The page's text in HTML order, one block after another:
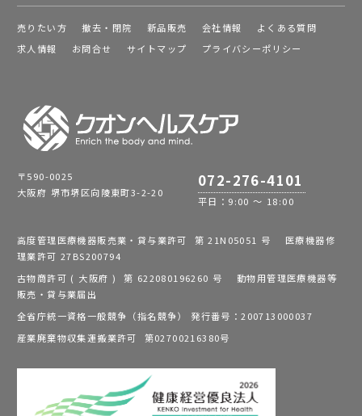
売りたい方 撤去・閉院 新品販売 会社情報
よくある質問
求人情報
お問合せ サイトマップ プライバシーポリシー
〒590-0025
大阪府 堺市堺区向陵東町3-2-20
072-276-4101
平日：9:00 ～ 18:00
高度管理医療機器販売業・貸与業許可 第 21N05051 号 医療機器修
理業許可 27BS200794
古物商許可 ( 大阪府 ) 第 622080196260 号 動物用管理医療機器等
販売・貸与業届出
全省庁統一資格一般競争（指名競争） 発行番号：200713000037
産業廃棄物収集運搬業許可 第02700216380号